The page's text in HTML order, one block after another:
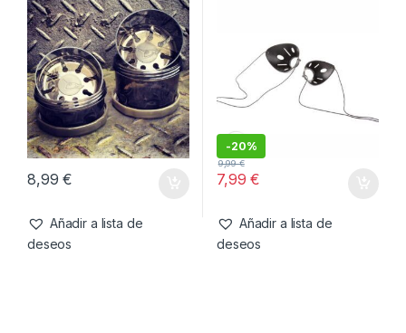
15,99€
Añadir a lista de
deseos
15,99€
Añadir a lista de
deseos
Cebado,
Korda Infuza Pot (Large)
Cebado,
Nash Ball Blaster Small